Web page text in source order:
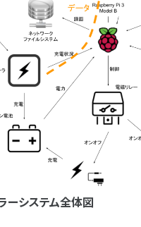
ーシステム全体図